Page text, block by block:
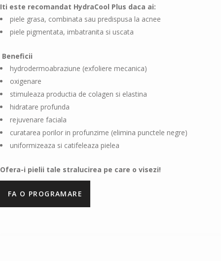
Iti este recomandat HydraCool Plus daca ai:
piele grasa, combinata sau predispusa la acnee
piele pigmentata, imbatranita si uscata
Beneficii
hydrodermoabraziune (exfoliere mecanica)
oxigenare
stimuleaza productia de colagen si elastina
hidratare profunda
rejuvenare faciala
curatarea porilor in profunzime (elimina punctele negre)
uniformizeaza si catifeleaza pielea
Ofera-i pielii tale stralucirea pe care o visezi!
FA O PROGRAMARE